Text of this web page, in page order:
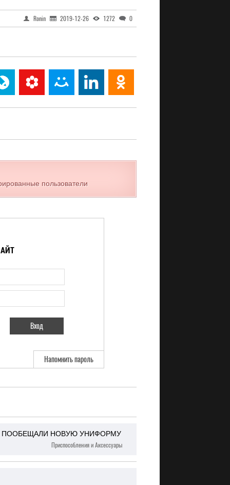
Ronin 2019-12-26 1272 0
пользователи
Напомнить пароль
ПООБЕЩАЛИ НОВУЮ УНИФОРМУ
Приспособления и Аксессуары